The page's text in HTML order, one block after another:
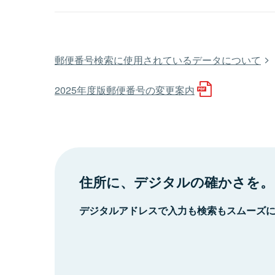
郵便番号検索に使用されているデータについて
2025年度版郵便番号の変更案内
住所に、デジタルの確かさを。
デジタルアドレスで入力も検索もスムーズ